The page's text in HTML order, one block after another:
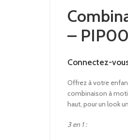
–
Connectez-
Offrez à votre
combinaison à
haut, pour un look
3 en 1 :